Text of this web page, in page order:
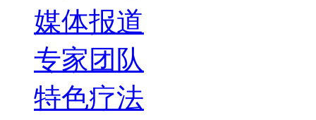
媒体报道
专家团队
特色疗法